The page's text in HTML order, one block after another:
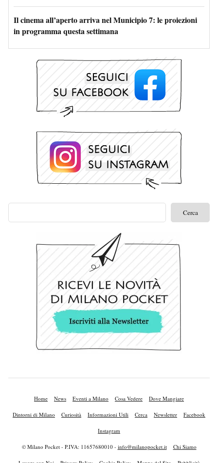
Il cinema all’aperto arriva nel Municipio 7: le proiezioni
in programma questa settimana
Home News Eventi a Milano Cosa Vedere Dove Mangiare
Dintorni di Milano Curiosità Informazioni Utili Cerca Newsletter Facebook
Instagram
© Milano Pocket - P.IVA: 11657680010 - info@milanopocket.it Chi Siamo